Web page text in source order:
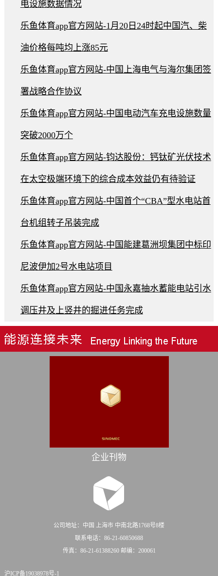
电设施数据情况
乐鱼体育app官方网站-1月20日24时起中国汽、柴
油价格每吨均上涨85元
乐鱼体育app官方网站-中国上海电气与海尔集团签
署战略合作协议
乐鱼体育app官方网站-中国电动汽车充电设施数量
突破2000万个
乐鱼体育app官方网站-钧达股份：钙钛矿光伏技术
在太空极端环境下的综合成本效益仍有待验证
乐鱼体育app官方网站-中国首个“CBA”型水电站首
台机组转子吊装完成
乐鱼体育app官方网站-中国能建葛洲坝集团中标印
尼波伊加2号水电站项目
乐鱼体育app官方网站-中国永嘉抽水蓄能电站引水
调压井及上竖井的掘进任务完成
企业刊物
公司地址：中国 上海市 中南北路1768号8楼
联系电话：86-21-60850688
传真：86-21-61388260 邮编：200061
沪ICP备19038978号-1